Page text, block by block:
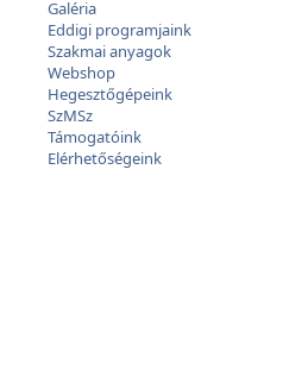
Galéria
Eddigi programjaink
Szakmai anyagok
Webshop
Hegesztőgépeink
SzMSz
Támogatóink
Elérhetőségeink